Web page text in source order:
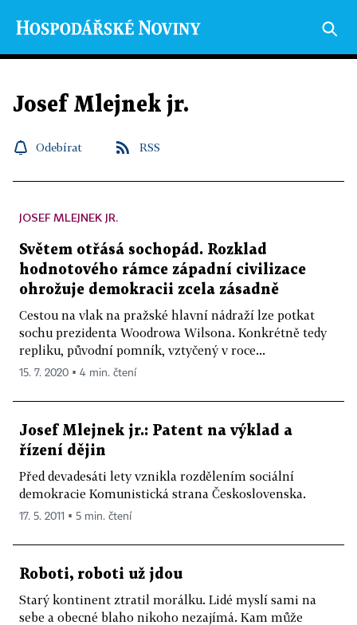
Josef Mlejnek jr.
Odebírat RSS
JOSEF MLEJNEK JR.
Světem otřásá sochopád. Rozklad
hodnotového rámce západní civilizace
ohrožuje demokracii zcela zásadně
Cestou na vlak na pražské hlavní nádraží lze potkat
sochu prezidenta Woodrowa Wilsona. Konkrétně tedy
repliku, původní pomník, vztyčený v roce...
15. 7. 2020 ▪ 4 min. čtení
Josef Mlejnek jr.: Patent na výklad a
řízení dějin
Před devadesáti lety vznikla rozdělením sociální
demokracie Komunistická strana Československa.
17. 5. 2011 ▪ 5 min. čtení
Roboti, roboti už jdou
Starý kontinent ztratil morálku. Lidé myslí sami na
sebe a obecné blaho nikoho nezajímá. Kam může